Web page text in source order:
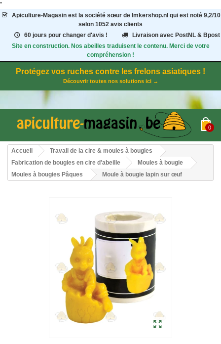
"
Apiculture-Magasinest la société sœur de Imkershop.nl qui est noté 9,2/10
selon 1052 avis clients
60 jours pour changer d'avis !
Livraison avec PostNL & Bpost
Site en construction. Nos abeilles traduisent le contenu. Merci de votre
compréhension !
Protégez vos ruches contre les frelons asiatiques !
Découvrir toutes nos solutions ici →
0
Accueil
Travail de la cire & moules à bougies
Fabrication de bougies en cire d'abeille
Moules à bougie
Moules à bougies Pâques
Moule à bougie lapin sur œuf